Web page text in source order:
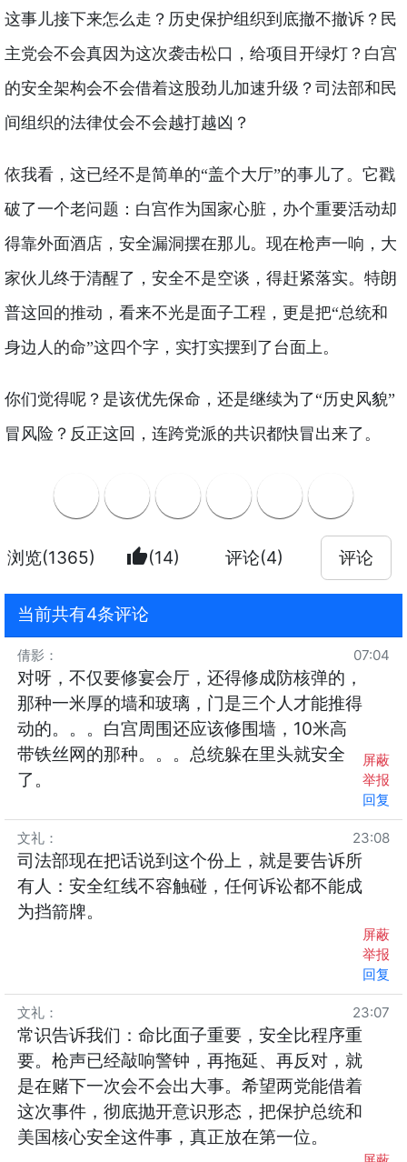
这事儿接下来怎么走？历史保护组织到底撤不撤诉？民
主党会不会真因为这次袭击松口，给项目开绿灯？白宫
的安全架构会不会借着这股劲儿加速升级？司法部和民
间组织的法律仗会不会越打越凶？
依我看，这已经不是简单的“盖个大厅”的事儿了。它戳
破了一个老问题：白宫作为国家心脏，办个重要活动却
得靠外面酒店，安全漏洞摆在那儿。现在枪声一响，大
家伙儿终于清醒了，安全不是空谈，得赶紧落实。特朗
普这回的推动，看来不光是面子工程，更是把“总统和
身边人的命”这四个字，实打实摆到了台面上。
你们觉得呢？是该优先保命，还是继续为了“历史风貌”
冒风险？反正这回，连跨党派的共识都快冒出来了。
浏览(1365) thumb_up(14) 评论(4) 评论
当前共有4条评论
倩影 ： 07:04
对呀，不仅要修宴会厅，还得修成防核弹的，
那种一米厚的墙和玻璃，门是三个人才能推得
动的。。。白宫周围还应该修围墙，10米高
带铁丝网的那种。。。总统躲在里头就安全
了。
屏蔽
举报
回复
文礼 ： 23:08
司法部现在把话说到这个份上，就是要告诉所
有人：安全红线不容触碰，任何诉讼都不能成
为挡箭牌。
屏蔽
举报
回复
文礼 ： 23:07
常识告诉我们：命比面子重要，安全比程序重
要。枪声已经敲响警钟，再拖延、再反对，就
是在赌下一次会不会出大事。希望两党能借着
这次事件，彻底抛开意识形态，把保护总统和
美国核心安全这件事，真正放在第一位。